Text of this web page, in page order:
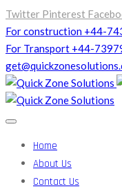
Twitter Pinterest
For construction +44-
For Transport +44-
Home
About Us
Contact Us